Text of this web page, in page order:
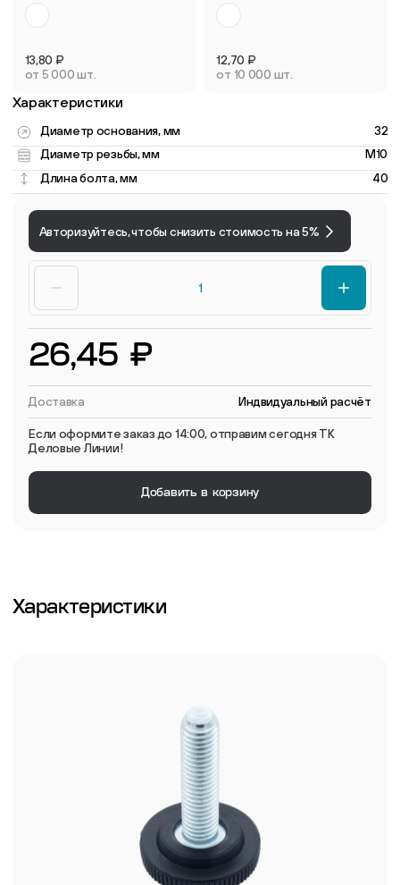
13,80 ₽
от 5 000 шт.
12,70 ₽
от 10 000 шт.
Характеристики
Диаметр основания, мм
32
Диаметр резьбы, мм
M10
Длина болта, мм
40
Авторизуйтесь, чтобы снизить стоимость на 5%
26,45 ₽
Доставка Индвидуальный расчёт
Если оформите заказ до 14:00, отправим сегодня ТК
Деловые Линии!
Добавить в корзину
Характеристики